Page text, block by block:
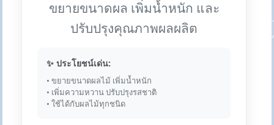
ขยายขนาดผล เพิ่มน้ำหนัก และ
ปรับปรุงคุณภาพผลผลิต
✨ ประโยชน์เด่น:
• ขยายขนาดผลไม้ เพิ่มน้ำหนัก
• เพิ่มความหวาน ปรับปรุงรสชาติ
• ใช้ได้กับผลไม้ทุกชนิด